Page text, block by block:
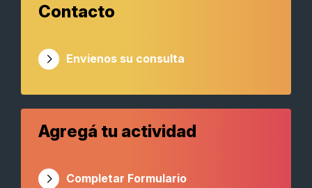
Contacto
Envienos su consulta
Agregá tu actividad
Completar Formulario